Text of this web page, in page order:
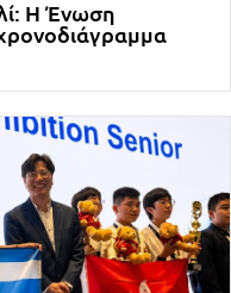
Η Ένωση